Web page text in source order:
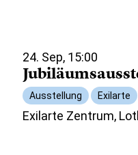
24. Sep, 15:00
Ausstellung Exilarte
Exilarte Zentrum,